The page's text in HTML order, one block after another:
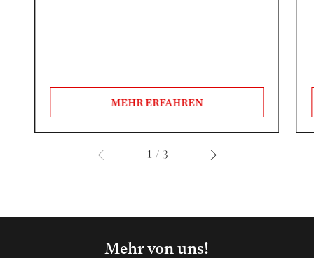
MEHR ERFAHREN
1 / 3
Mehr von uns!